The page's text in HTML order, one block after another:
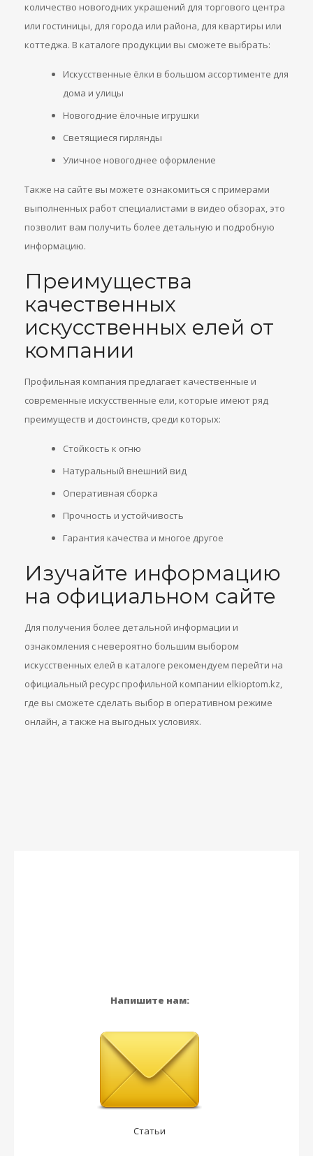
количество новогодних украшений для торгового центра
или гостиницы, для города или района, для квартиры или
коттеджа. В каталоге продукции вы сможете выбрать:
Искусственные ёлки в большом ассортименте для
дома и улицы
Новогодние ёлочные игрушки
Светящиеся гирлянды
Уличное новогоднее оформление
Также на сайте вы можете ознакомиться с примерами
выполненных работ специалистами в видео обзорах, это
позволит вам получить более детальную и подробную
информацию.
Преимущества
качественных
искусственных елей от
компании
Профильная компания предлагает качественные и
современные искусственные ели, которые имеют ряд
преимуществ и достоинств, среди которых:
Стойкость к огню
Натуральный внешний вид
Оперативная сборка
Прочность и устойчивость
Гарантия качества и многое другое
Изучайте информацию
на официальном сайте
Для получения более детальной информации и
ознакомления с невероятно большим выбором
искусственных елей в каталоге рекомендуем перейти на
официальный ресурс профильной компании elkioptom.kz,
где вы сможете сделать выбор в оперативном режиме
онлайн, а также на выгодных условиях.
Напишите нам:
Статьи